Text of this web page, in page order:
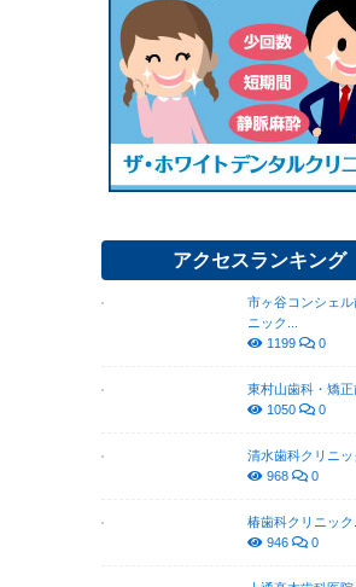
アクセスランキング
市ヶ谷コンシェル
ニック...
1199
0
東村山歯科・矯正
1050
0
清水歯科クリニッ
968
0
椿歯科クリニック
946
0